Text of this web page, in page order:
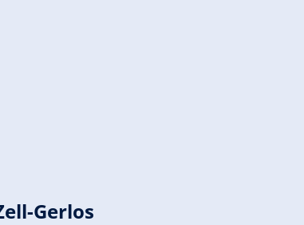
Gerlos